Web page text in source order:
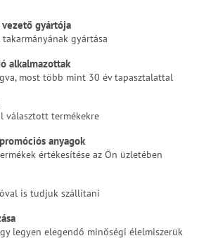
gyártója
gyártása
alkalmazottak
most több mint 30 év tapasztalattal
választott termékekre
anyagok
értékesítése az Ön üzletében
is tudjuk szállítani
legyen elegendő minőségi élelmiszerük